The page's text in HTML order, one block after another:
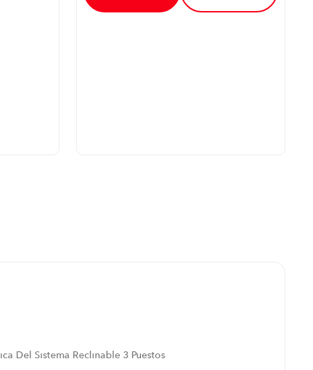
Del Sistema Reclinable 3 Puestos